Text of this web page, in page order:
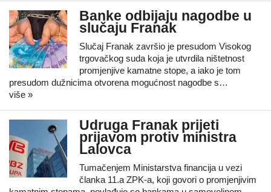
Banke odbijaju nagodbe u
slučaju Franak
Slučaj Franak završio je presudom Visokog
trgovačkog suda koja je utvrdila ništetnost
promjenjive kamatne stope, a iako je tom
presudom dužnicima otvorena mogućnost nagodbe s…
više »
Udruga Franak prijeti
prijavom protiv ministra
Lalovca
Tumačenjem Ministarstva financija u vezi
članka 11.a ZPK-a, koji govori o promjenjivim